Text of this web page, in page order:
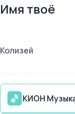
Имя твоё
Колизей
КИОН